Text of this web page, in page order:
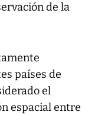
de la
países de
el
espacial entre